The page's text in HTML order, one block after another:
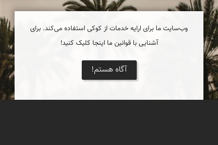
وب‌سایت ما برای ارایه خدمات از کوکی استفاده می‌کند. برای
آشنایی با قوانین ما اینجا کلیک کنید!
آگاه هستم!